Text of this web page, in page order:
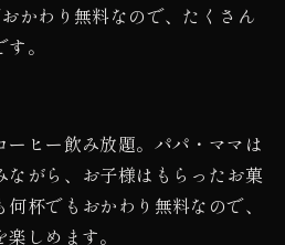
かわり無料なので、たくさん
。
ーヒー飲み放題。パパ・ママは
ながら、お子様はもらったお菓
杯でもおかわり無料なので、
しめます。